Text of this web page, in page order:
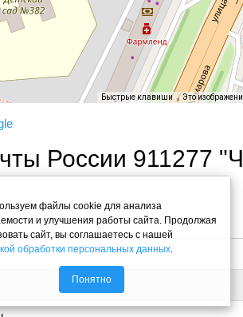
Быстрые клавиши Это
России 911277
файлы cookie для анализа
и улучшения работы сайта. Продолжая
сайт, вы соглашаетесь с нашей
обработки персональных данных.
Понятно